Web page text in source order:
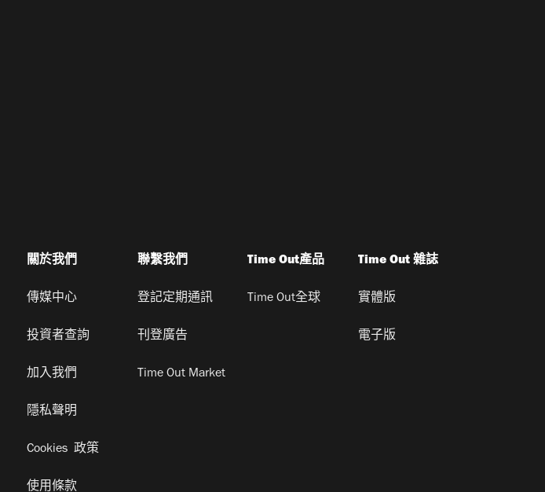
關於我們
傳媒中心
投資者查詢
加入我們
隱私聲明
Cookies 政策
使用條款
聯繫我們
登記定期通訊
刊登廣告
Time Out Market
Time Out產品
Time Out全球
Time Out 雜誌
實體版
電子版